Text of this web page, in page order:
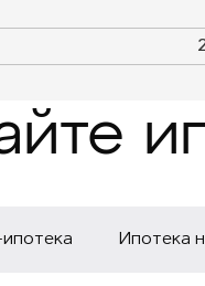
ипотека Ипотека